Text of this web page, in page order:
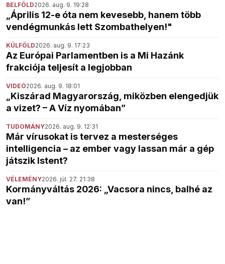
BELFÖLD2026. aug. 9. 19:28
„Április 12-e óta nem kevesebb, hanem több
vendégmunkás lett Szombathelyen!"
KÜLFÖLD2026. aug. 9. 17:23
Az Európai Parlamentben is a Mi Hazánk
frakciója teljesít a legjobban
VIDEÓ2026. aug. 9. 18:01
„Kiszárad Magyarország, miközben elengedjük
a vizet? – A Víz nyomában”
TUDOMÁNY2026. aug. 9. 12:31
Már vírusokat is tervez a mesterséges
intelligencia – az ember vagy lassan már a gép
játszik Istent?
VÉLEMÉNY2026. júl. 27. 21:38
Kormányváltás 2026: „Vacsora nincs, balhé az
van!”